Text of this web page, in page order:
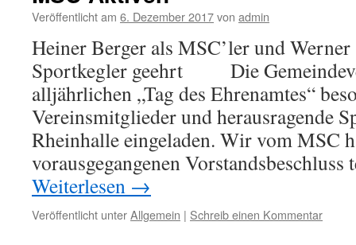
Veröffentlicht am 6. Dezember 2017von admin
Heiner Berger als MSC’ler und Werner
Sportkegler geehrt Die
alljährlichen „Tag des Ehrenamtes“
Vereinsmitglieder und herausragende
Rheinhalle eingeladen. Wir vom MSC
vorausgegangenen
Weiterlesen →
Veröffentlicht unterAllgemein | Schreib einen Kommentar